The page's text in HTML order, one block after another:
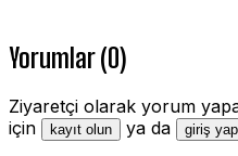
Yorumlar (0)
Ziyaretçi olarak yorum
için
kayıt olun ya da giriş